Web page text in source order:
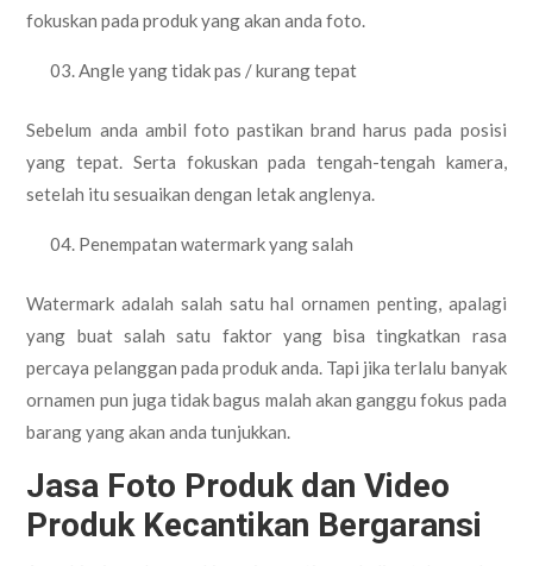
fokuskan pada produk yang akan anda foto.
Angle yang tidak pas / kurang tepat
Sebelum anda ambil foto pastikan brand harus pada posisi
yang tepat. Serta fokuskan pada tengah-tengah kamera,
setelah itu sesuaikan dengan letak anglenya.
Penempatan watermark yang salah
Watermark adalah salah satu hal ornamen penting, apalagi
yang buat salah satu faktor yang bisa tingkatkan rasa
percaya pelanggan pada produk anda. Tapi jika terlalu banyak
ornamen pun juga tidak bagus malah akan ganggu fokus pada
barang yang akan anda tunjukkan.
Jasa Foto Produk dan Video
Produk Kecantikan Bergaransi